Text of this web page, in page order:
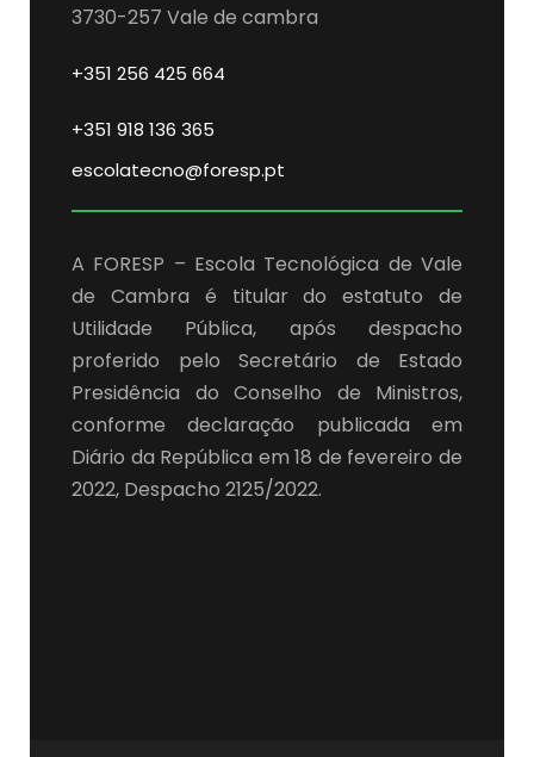
3730-257 Vale de cambra
+351 256 425 664
+351 918 136 365
escolatecno@foresp.pt
A FORESP – Escola Tecnológica de Vale
de Cambra é titular do estatuto de
Utilidade Pública, após despacho
proferido pelo Secretário de Estado
Presidência do Conselho de Ministros,
conforme declaração publicada em
Diário da República em 18 de fevereiro de
2022, Despacho 2125/2022.